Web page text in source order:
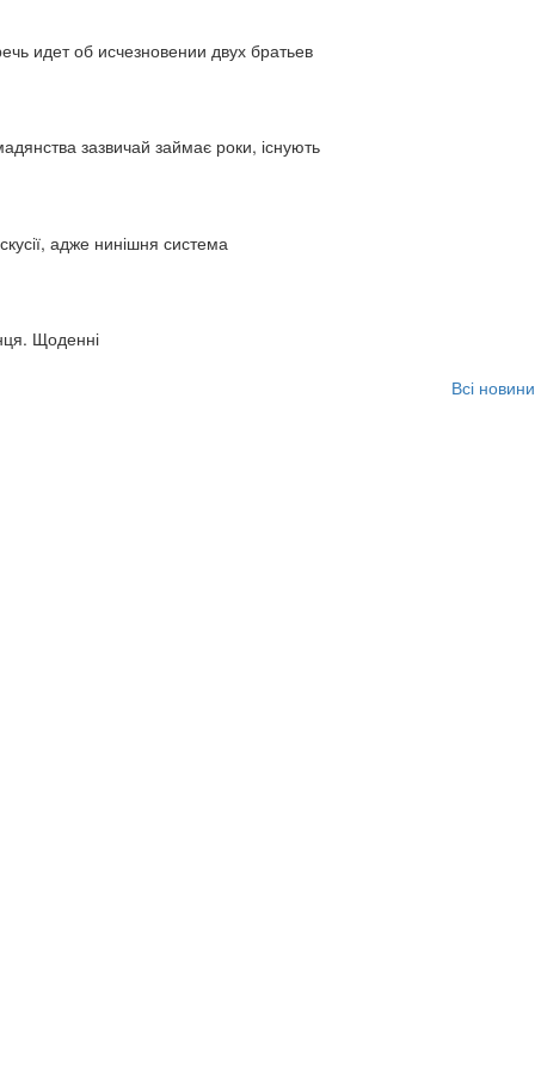
идет об исчезновении двух братьев
зазвичай займає роки, існують
адже нинішня система
Щоденні
Всі новини